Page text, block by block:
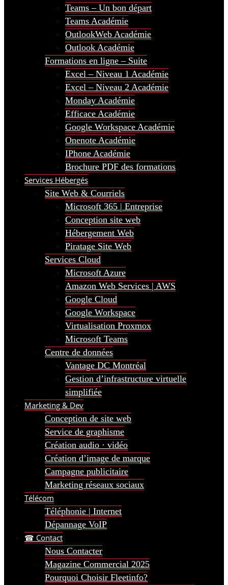
Teams – Un bon départ
Teams Académie
OutlookWeb Académie
Outlook Académie
Formations en ligne – Suite
Excel – Niveau 1 Académie
Excel – Niveau 2 Académie
Monday Académie
Efficace Académie
Google Workspace Académie
Onenote Académie
IPhone Académie
Brochure PDF des formations
Services Hébergés
Site Web & Courriels
Microsoft 365 | Entreprise
Conception site web
Hébergement Web
Piratage Site Web
Services Cloud
Microsoft Azure
Amazon Web Services | AWS
Google Cloud
Google Workspace
Virtualisation Proxmox
Microsoft Teams
Centre de données
Vantage DC Montréal
Gestion d’infrastructure virtuelle
simplifiée
Marketing & Dev
Conception de site web
Service de graphisme
Création audio · vidéo
Création d’image de marque
Campagne publicitaire
Marketing réseaux sociaux
Télécom
Téléphonie | Internet
Dépannage VoIP
☎ Contact
Nous Contacter
Magazine Commercial 2025
Pourquoi Choisir Fleetinfo?